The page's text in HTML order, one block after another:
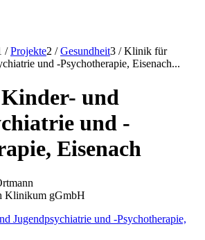
/ Projekte2 / Gesundheit3 / Klinik für
und -Psychotherapie, Eisenach...
und
und -
Eisenach
Klinikum gGmbH